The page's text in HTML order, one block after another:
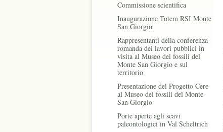
Commissione scientifica
Inaugurazione Totem RSI Monte
San Giorgio
Rappresentanti della conferenza
romanda dei lavori pubblici in
visita al Museo dei fossili del
Monte San Giorgio e sul
territorio
Presentazione del Progetto Cere
al Museo dei fossili del Monte
San Giorgio
Porte aperte agli scavi
paleontologici in Val Scheltrich